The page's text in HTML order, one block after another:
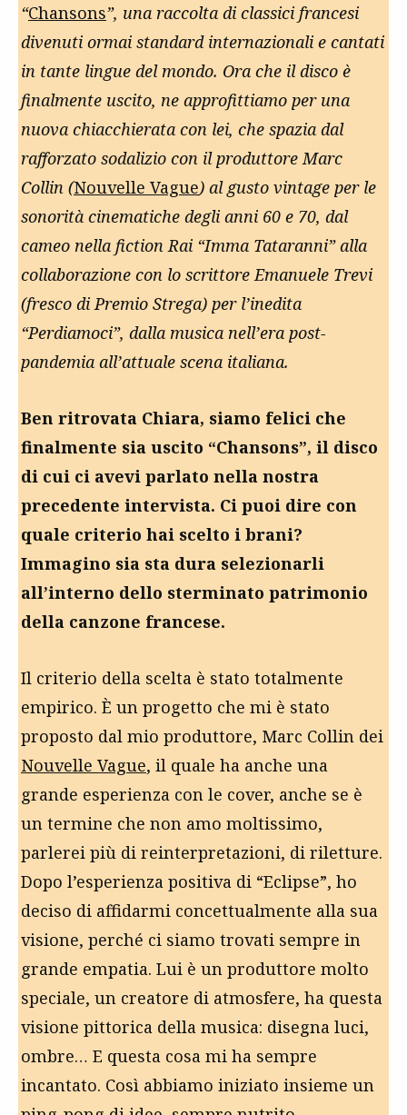
“Chansons”, una raccolta di classici francesi
divenuti ormai standard internazionali e cantati
in tante lingue del mondo. Ora che il disco è
finalmente uscito, ne approfittiamo per una
nuova chiacchierata con lei, che spazia dal
rafforzato sodalizio con il produttore Marc
Collin (Nouvelle Vague) al gusto vintage per le
sonorità cinematiche degli anni 60 e 70, dal
cameo nella fiction Rai “Imma Tataranni” alla
collaborazione con lo scrittore Emanuele Trevi
(fresco di Premio Strega) per l’inedita
“Perdiamoci”, dalla musica nell’era post-
pandemia all’attuale scena italiana.
Ben ritrovata Chiara, siamo felici che
finalmente sia uscito “Chansons”, il disco
di cui ci avevi parlato nella nostra
precedente intervista. Ci puoi dire con
quale criterio hai scelto i brani?
Immagino sia sta dura selezionarli
all’interno dello sterminato patrimonio
della canzone francese.
Il criterio della scelta è stato totalmente
empirico. È un progetto che mi è stato
proposto dal mio produttore, Marc Collin dei
Nouvelle Vague, il quale ha anche una
grande esperienza con le cover, anche se è
un termine che non amo moltissimo,
parlerei più di reinterpretazioni, di riletture.
Dopo l’esperienza positiva di “Eclipse”, ho
deciso di affidarmi concettualmente alla sua
visione, perché ci siamo trovati sempre in
grande empatia. Lui è un produttore molto
speciale, un creatore di atmosfere, ha questa
visione pittorica della musica: disegna luci,
ombre… E questa cosa mi ha sempre
incantato. Così abbiamo iniziato insieme un